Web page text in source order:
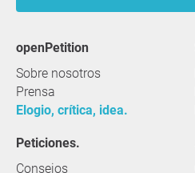
openPetition
Sobre nosotros
Prensa
Elogio, crítica, idea.
Peticiones.
Consejos